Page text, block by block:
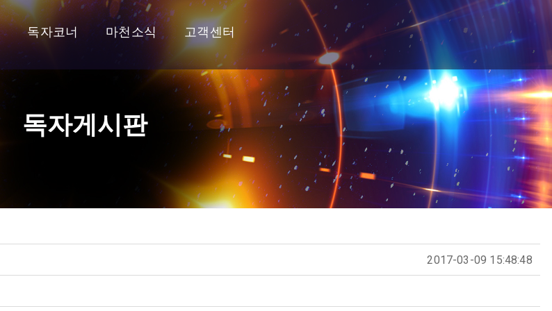
독자코너 마천소식 고객센터
독자게시판
2017-03-09 15:48:48